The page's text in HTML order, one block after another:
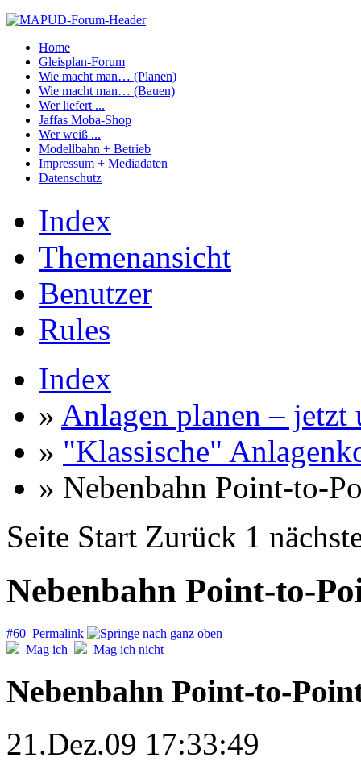
Home
Gleisplan-Forum
Wie macht man… (Planen)
Wie macht man… (Bauen)
Wer liefert ...
Jaffas Moba-Shop
Wer weiß ...
Modellbahn + Betrieb
Impressum + Mediadaten
Datenschutz
Index
Themenansicht
Benutzer
Rules
Index
» Anlagen planen – jetzt
» "Klassische"
» Nebenbahn Point-to-
Seite Start Zurück 1
Nebenbahn Point-to-
#60 Permalink
Mag ich
Mag ich nicht
Nebenbahn Point-to-
21.Dez.09 17:33:49